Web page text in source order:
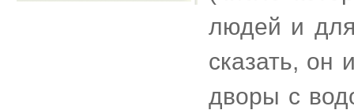
людей и
сказать, он
дворы с